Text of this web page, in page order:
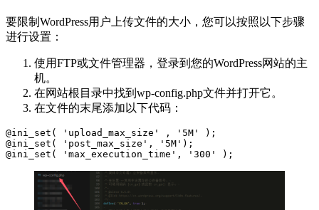
要限制WordPress用户上传文件的大小，您可以按照以下步骤
进行设置：
使用FTP或文件管理器，登录到您的WordPress网站的主
机。
在网站根目录中找到wp-config.php文件并打开它。
在文件的末尾添加以下代码：
@ini_set( 'upload_max_size' , '5M' );
@ini_set( 'post_max_size', '5M');
@ini_set( 'max_execution_time', '300' );